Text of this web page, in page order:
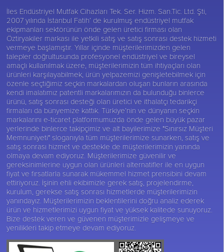
İles Endüstriyel Mutfak Cihazları Tek. Ser. Hizm. San.Tic. Ltd. Şti,
2007 yılında İstanbul Fatih’ de kurulmuş endüstriyel mutfak
ekipmanları sektörünün önde gelen üretici firması olan
Öztiryakiler markası ile yetkili satış ve satış sonrası destek hizmeti
vermeye başlamıştır. Yıllar içinde müşterilerimizden gelen
talepler doğrultusunda profesyonel endüstriyel ve bireysel
amaçlı kullanılmak üzere, müşterilerimizin tüm ihtiyaçları olan
ürünleri karşılayabilmek, ürün yelpazemizi genişletebilmek için
özenle seçtiğimiz seçkin markalardan oluşan bunların arasında
kendi imalatımız patentli markalarımızın da bulunduğu binlerce
ürünü, satış sonrası desteği olan üretici ve ithalatçı tedarikçi
firmaları da bünyemize kattık. Türkiye’nin ve dünyanın seçkin
markalarını e-ticaret platformumuzda önde gelen büyük pazar
yerlerinde binlerce takipçimiz ve alt bayilerimize "Sınırsız Müşteri
Memnuniyeti" sloganıyla tüm müşterilerimize sunarken, satış ve
satış sonrası hizmet ve destekle de müşterilerimizin yanında
olmaya devam ediyoruz. Müşterilerimize güvenilir ve
gereksinimlerine uygun olan ürünleri alternatifler ile en uygun
fiyat ve fırsatlarla sunarak mükemmel hizmet prensibini devam
ettiriyoruz. İşinin ehli ekibimizle gerek satış, projelendirme,
kurulum, gerekse satış sonrası hizmetlerde müşterilerimizin
yanındayız. Müşterilerimizin beklentilerini doğru analiz ederek
ürün ve hizmetlerimizi uygun fiyat ve yüksek kalitede sunuyoruz.
Bize destek veren ve güvenen müşterimizle gelişmeye ve
yenilikleri takip etmeye devam ediyoruz.